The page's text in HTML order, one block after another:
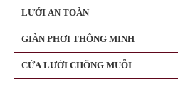
LƯỚI AN TOÀN
GIÀN PHƠI THÔNG MINH
CỬA LƯỚI CHỐNG MUỖI